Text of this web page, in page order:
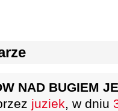
NAD BUGIEM
juziek, w dniu